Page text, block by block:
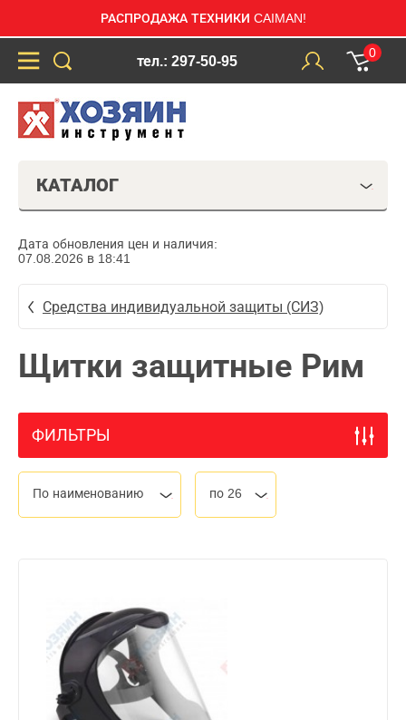
РАСПРОДАЖА ТЕХНИКИ CAIMAN!
тел.: 297-50-95
0
КАТАЛОГ
Дата обновления цен и наличия:
07.08.2026 в 18:41
Средства индивидуальной защиты (СИЗ)
Щитки защитные Рим
ФИЛЬТРЫ
По наименованию по 26